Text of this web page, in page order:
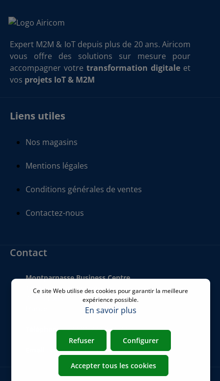
Expert M2M & IoT depuis plus de 20 ans. Airicom
vous offre des solutions sur mesure pour
accompagner votre transformation digitale et
vos projets IoT & M2M
Liens utiles
Nos magasins
Mentions légales
Conditions générales de ventes
Contactez-nous
Contact
Montparnasse Business Centre
140 bis Rue de Rennes
Téléphone:+33 01 77 62 46 24
commercial@airicom.fr
Ce site Web utilise des cookies pour garantir la meilleure
expérience possible.
En savoir plus
Refuser Configurer
Accepter tous les cookies